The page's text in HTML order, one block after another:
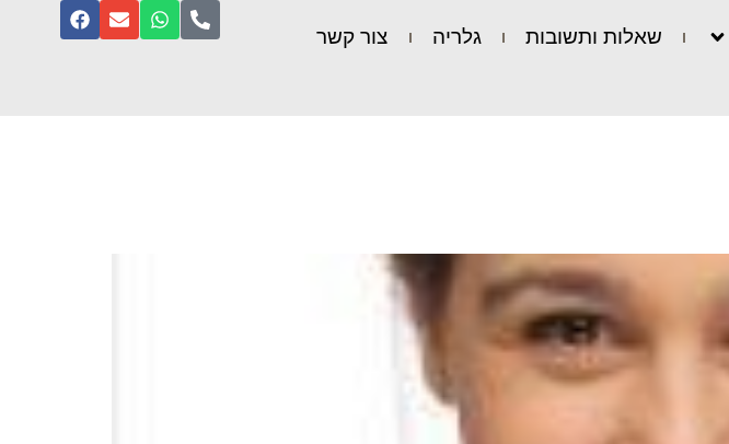
שאלות ותשובות גלריה צור קשר